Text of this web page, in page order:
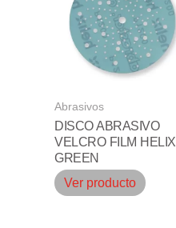
Abrasivos
DISCO ABRASIVO
VELCRO FILM HELIX
GREEN
Ver producto